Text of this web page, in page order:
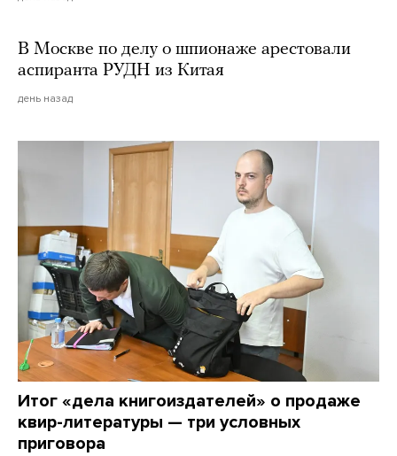
В Москве по делу о шпионаже арестовали
аспиранта РУДН из Китая
день назад
Итог «дела книгоиздателей» о продаже
квир-литературы — три условных
приговора